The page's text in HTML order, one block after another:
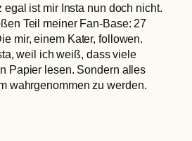
egal ist mir Insta nun doch nicht.
Teil meiner Fan-Base: 27
mir, einem Kater, followen.
weil ich weiß, dass viele
Papier lesen. Sondern alles
wahrgenommen zu werden.